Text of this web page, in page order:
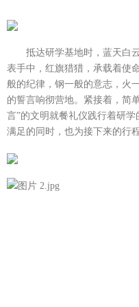
抵达研学基地时，蓝天白云
表手中，红旗猎猎，承载着使
般的纪律，钢一般的意志，火
的誓言响彻营地。紧接着，简
言”的文明就餐礼仪践行着研
满足的同时，也为接下来的行